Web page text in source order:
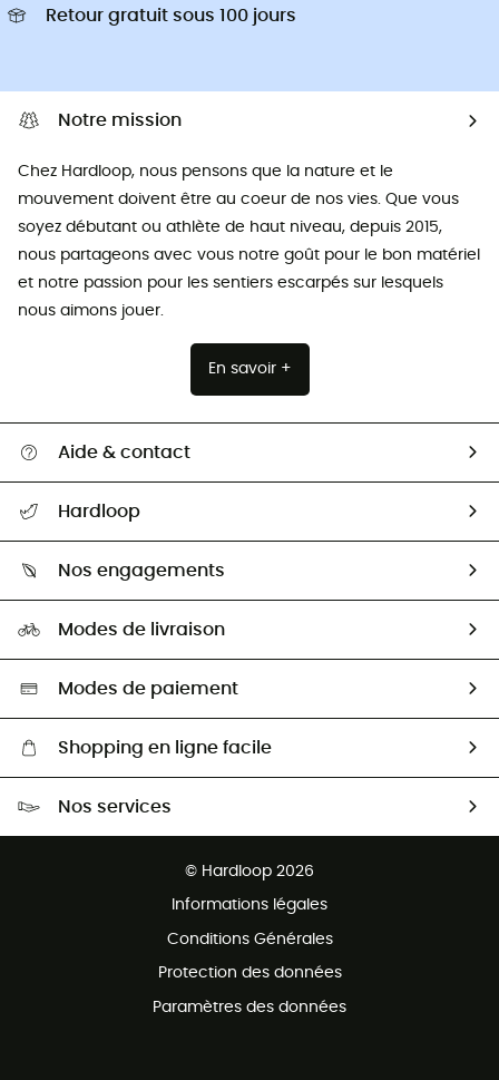
Retour gratuit sous 100 jours
Notre mission
Chez Hardloop, nous pensons que la nature et le
mouvement doivent être au coeur de nos vies. Que vous
soyez débutant ou athlète de haut niveau, depuis 2015,
nous partageons avec vous notre goût pour le bon matériel
et notre passion pour les sentiers escarpés sur lesquels
nous aimons jouer.
En savoir +
Aide & contact
Retour & remboursement
Guide des tailles
Seconde Main
Aide & Contact
Hardloop
HardGuides
Nos engagements
Sélection éco-responsable
Modes de livraison
Modes de paiement
Shopping en ligne facile
Nos services
© Hardloop 2026
Informations légales
Conditions Générales
Protection des données
Paramètres des données